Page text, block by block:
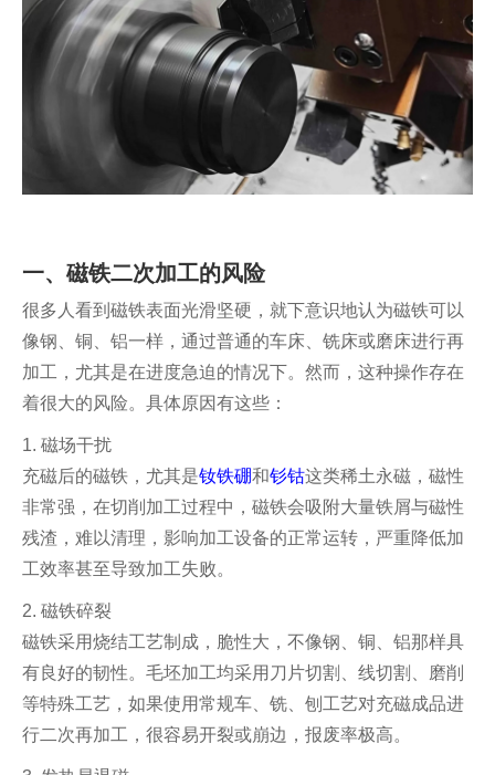
一、磁铁二次加工的风险
很多人看到磁铁表面光滑坚硬，就下意识地认为磁铁可以
像钢、铜、铝一样，通过普通的车床、铣床或磨床进行再
加工，尤其是在进度急迫的情况下。然而，这种操作存在
着很大的风险。具体原因有这些：
1. 磁场干扰
充磁后的磁铁，尤其是钕铁硼和钐钴这类稀土永磁，磁性
非常强，在切削加工过程中，磁铁会吸附大量铁屑与磁性
残渣，难以清理，影响加工设备的正常运转，严重降低加
工效率甚至导致加工失败。
2. 磁铁碎裂
磁铁采用烧结工艺制成，脆性大，不像钢、铜、铝那样具
有良好的韧性。毛坯加工均采用刀片切割、线切割、磨削
等特殊工艺，如果使用常规车、铣、刨工艺对充磁成品进
行二次再加工，很容易开裂或崩边，报废率极高。